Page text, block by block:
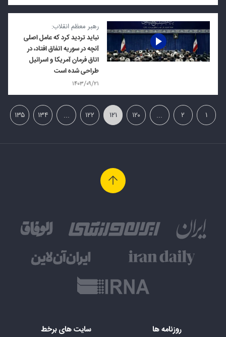
رهبر معظم انقلاب:
نباید تردید کرد که عامل اصلی
آنچه در سوریه اتفاق افتاد، در
اتاق فرمان آمریکا و اسرائیل
طراحی شده است
۱۴۰۳/۰۹/۲۱
۱ ۲ ... ۱۲۰ ۱۲۱ ۱۲۲ ... ۱۳۴ ۱۳۵
روزنامه ها سایت های برخط